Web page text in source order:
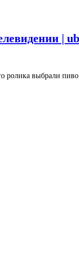
|
ролика выбрали